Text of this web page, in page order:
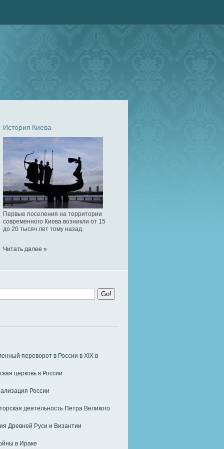
История Киева
Первые поселения на территории
современного Киева возникли от 15
до 20 тысяч лет тому назад.
Читать далее »
переворот в России в ХIХ в
церковь в России
России
деятельность Петра Великого
Древней Руси и Византии
в Ираке